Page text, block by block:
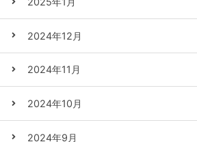
2024年12月
2024年11月
2024年10月
2024年9月